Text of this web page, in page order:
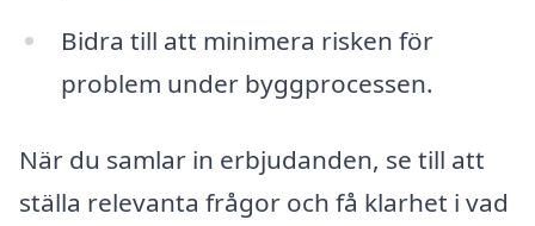
Bidra till att minimera risken för
problem under byggprocessen.
När du samlar in erbjudanden, se till att
ställa relevanta frågor och få klarhet i vad